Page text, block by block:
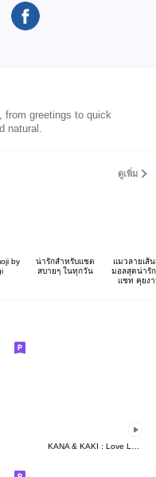
from greetings to quick
natural.
ดูเพิ่ม
by
น่ารักสำหรับแชต
สบายๆ ในทุกวัน
แมวลายเส้
มอลสุดน่ารั
แชท คุยง
KANA & KAKI : Love Love 12